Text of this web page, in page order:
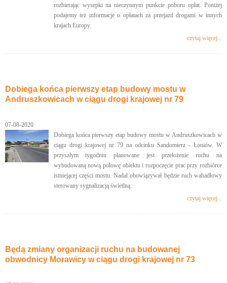
rozbierając wysepki na nieczynnym punkcie poboru opłat. Poniżej
podajemy też informacje o opłatach za przejazd drogami w innych
krajach Europy.
czytaj więcej...
Dobiega końca pierwszy etap budowy mostu w
Andruszkowicach w ciągu drogi krajowej nr 79
07-08-2020
Dobiega końca pierwszy etap budowy mostu w Andruszkowicach w
ciągu drogi krajowej nr 79 na odcinku Sandomierz - Łoniów. W
przyszłym tygodniu planowane jest przełożenie ruchu na
wybudowaną nową połowę obiektu i rozpoczęcie prac przy rozbiórce
istniejącej części mostu. Nadal obowiązywał będzie ruch wahadłowy
sterowany sygnalizacją świetlną.
czytaj więcej...
Będą zmiany organizacji ruchu na budowanej
obwodnicy Morawicy w ciągu drogi krajowej nr 73